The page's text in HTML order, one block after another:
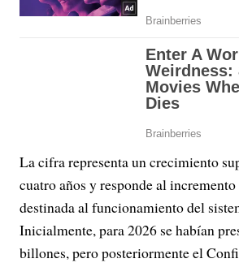
La cifra representa un crecimiento
cuatro años y responde al
destinada al funcionamiento del
Inicialmente, para 2026 se habían
billones, pero posteriormente el